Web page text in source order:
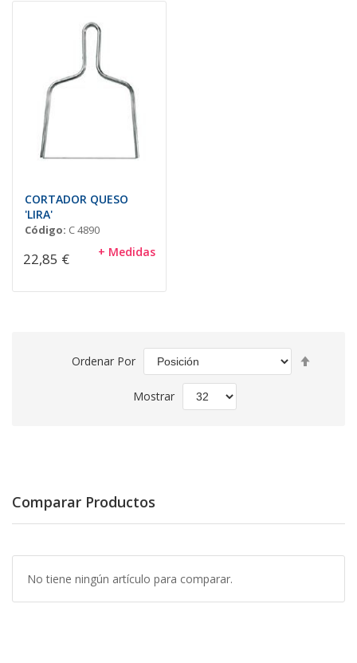
CORTADOR QUESO
'LIRA'
Código: C 4890
22,85 € + Medidas
Ordenar Por
Mostrar
Comparar Productos
No tiene ningún artículo para comparar.